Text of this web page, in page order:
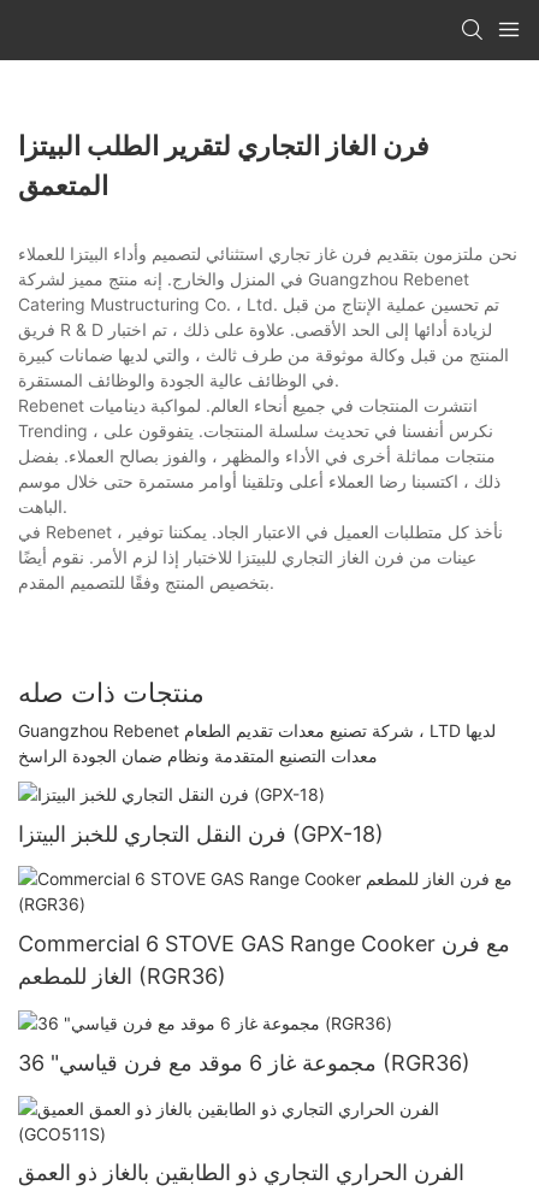
فرن الغاز التجاري لتقرير الطلب البيتزا
المتعمق
نحن ملتزمون بتقديم فرن غاز تجاري استثنائي لتصميم وأداء البيتزا للعملاء
في المنزل والخارج. إنه منتج مميز لشركة Guangzhou Rebenet
Catering Mustructuring Co. ، Ltd. تم تحسين عملية الإنتاج من قبل
فريق R & D لزيادة أدائها إلى الحد الأقصى. علاوة على ذلك ، تم اختبار
المنتج من قبل وكالة موثوقة من طرف ثالث ، والتي لديها ضمانات كبيرة
في الوظائف عالية الجودة والوظائف المستقرة.
Rebenet انتشرت المنتجات في جميع أنحاء العالم. لمواكبة ديناميات
Trending ، نكرس أنفسنا في تحديث سلسلة المنتجات. يتفوقون على
منتجات مماثلة أخرى في الأداء والمظهر ، والفوز بصالح العملاء. بفضل
ذلك ، اكتسبنا رضا العملاء أعلى وتلقينا أوامر مستمرة حتى خلال موسم
الباهت.
في Rebenet ، نأخذ كل متطلبات العميل في الاعتبار الجاد. يمكننا توفير
عينات من فرن الغاز التجاري للبيتزا للاختبار إذا لزم الأمر. نقوم أيضًا
بتخصيص المنتج وفقًا للتصميم المقدم.
منتجات ذات صله
Guangzhou Rebenet شركة تصنيع معدات تقديم الطعام ، LTD لديها
معدات التصنيع المتقدمة ونظام ضمان الجودة الراسخ
فرن النقل التجاري للخبز البيتزا (GPX-18)
Commercial 6 STOVE GAS Range Cooker مع فرن
الغاز للمطعم (RGR36)
36 "مجموعة غاز 6 موقد مع فرن قياسي (RGR36)
الفرن الحراري التجاري ذو الطابقين بالغاز ذو العمق